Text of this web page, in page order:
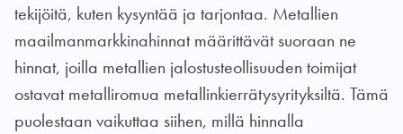
tekijöitä, kuten kysyntää ja tarjontaa. Metallien
maailmanmarkkinahinnat määrittävät suoraan ne
hinnat, joilla metallien jalostusteollisuuden toimijat
ostavat metalliromua metallinkierrätysyrityksiltä. Tämä
puolestaan vaikuttaa siihen, millä hinnalla